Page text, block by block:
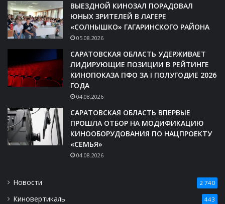
ВЫЕЗДНОЙ КИНОЗАЛ ПОРАДОВАЛ
ЮНЫХ ЗРИТЕЛЕЙ В ЛАГЕРЕ
«СОЛНЫШКО» ГАГАРИНСКОГО РАЙОНА
05.08.2026
САРАТОВСКАЯ ОБЛАСТЬ УДЕРЖИВАЕТ
ЛИДИРУЮЩИЕ ПОЗИЦИИ В РЕЙТИНГЕ
КИНОПОКАЗА ПФО ЗА I ПОЛУГОДИЕ 2026
ГОДА
04.08.2026
САРАТОВСКАЯ ОБЛАСТЬ ВПЕРВЫЕ
ПРОШЛА ОТБОР НА МОДИФИКАЦИЮ
КИНООБОРУДОВАНИЯ ПО НАЦПРОЕКТУ
«СЕМЬЯ»
04.08.2026
Новости 2 740
Киновертикаль 443